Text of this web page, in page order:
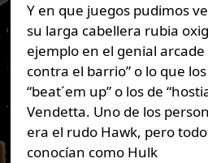
Y en que juegos pudimos
su larga cabellera rubia
ejemplo en el genial arcade
contra el barrio” o lo que
“beat´em up” o los de
Vendetta. Uno de los
era el rudo Hawk, pero
conocían como Hulk